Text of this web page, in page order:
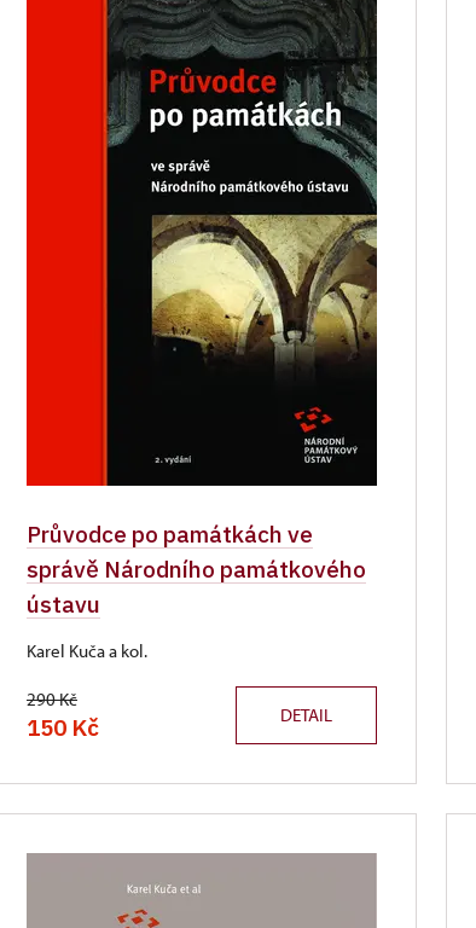
Průvodce po památkách ve
správě Národního památkového
ústavu
Karel Kuča a kol.
290 Kč
150 Kč DETAIL